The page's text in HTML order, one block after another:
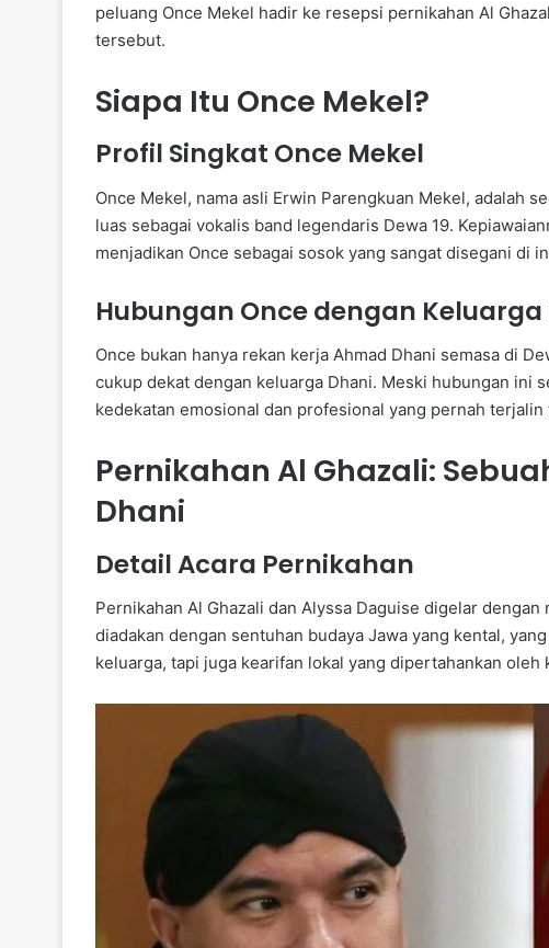
peluang Once Mekel hadir ke resepsi pernikahan Al
tersebut.
Siapa Itu Once Mekel?
Profil Singkat Once Mekel
Once Mekel, nama asli Erwin Parengkuan Mekel, adalah
luas sebagai vokalis band legendaris Dewa 19.
menjadikan Once sebagai sosok yang sangat disegani di
Hubungan Once dengan Keluarga
Once bukan hanya rekan kerja Ahmad Dhani semasa di
cukup dekat dengan keluarga Dhani. Meski hubungan ini
kedekatan emosional dan profesional yang pernah
Pernikahan Al Ghazali:
Dhani
Detail Acara Pernikahan
Pernikahan Al Ghazali dan Alyssa Daguise digelar
diadakan dengan sentuhan budaya Jawa yang kental,
keluarga, tapi juga kearifan lokal yang dipertahankan oleh